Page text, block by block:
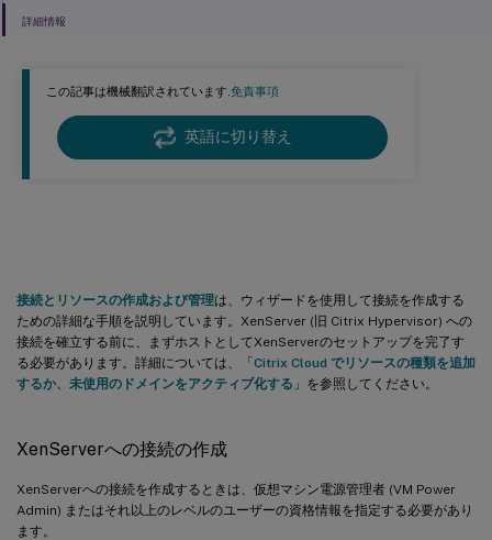
この記事は機械翻訳されています.免責事項
英語に切り替え
接続とリソースの作成および管理は、ウィザードを使用して接続を作成する
ための詳細な手順を説明しています。XenServer (旧 Citrix Hypervisor) への
接続を確立する前に、まずホストとしてXenServerのセットアップを完了す
る必要があります。詳細については、「Citrix Cloud でリソースの種類を追加
するか、未使用のドメインをアクティブ化する 」を参照してください。
XenServerへの接続の作成
XenServerへの接続を作成するときは、仮想マシン電源管理者 (VM Power
Admin) またはそれ以上のレベルのユーザーの資格情報を指定する必要があり
ます。
詳細情報